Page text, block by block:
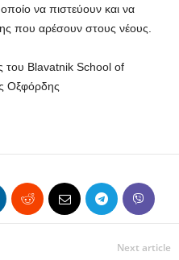
να πιστεύουν και να
που αρέσουν στους νέους.
του Blavatnik School of
Οξφόρδης
Next article